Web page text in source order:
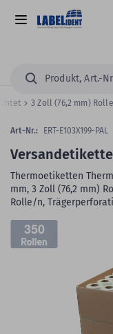
Hauptinhalt
springen
Alle
Suchen...
3 Zoll (76,2 mm)
Zum
Ende
der
350
Skip
the
Thermoetiketten
mm, 3 Zoll (76,2 mm)
Rolle/n,
Art-Nr.: ERT-E103X199-PAL